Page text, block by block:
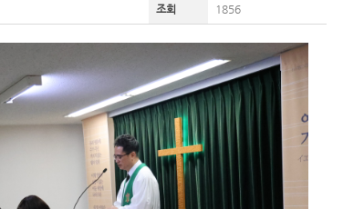
조회 1856